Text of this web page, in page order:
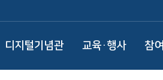
디지털기념관 교육·행사 참여